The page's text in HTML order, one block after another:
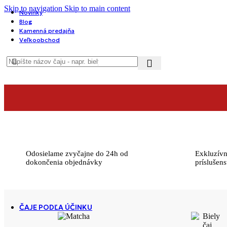
Skip to navigation Skip to main content
Novinky
Blog
Kamenná predajňa
Veľkoobchod
Žltý čaj
ČAJE PODĽA ÚČINKU
Odosielame zvyčajne do 24h od
dokončenia objednávky